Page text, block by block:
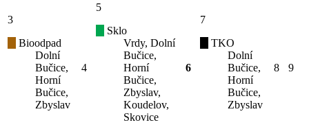
3
Bioodpad
Dolní
Bučice,
Horní
Bučice,
Zbyslav
4
5
Sklo
Vrdy, Dolní
Bučice,
Horní
Bučice,
Zbyslav,
Koudelov,
Skovice
6
7
TKO
Dolní
Bučice,
Horní
Bučice,
Zbyslav
8 9